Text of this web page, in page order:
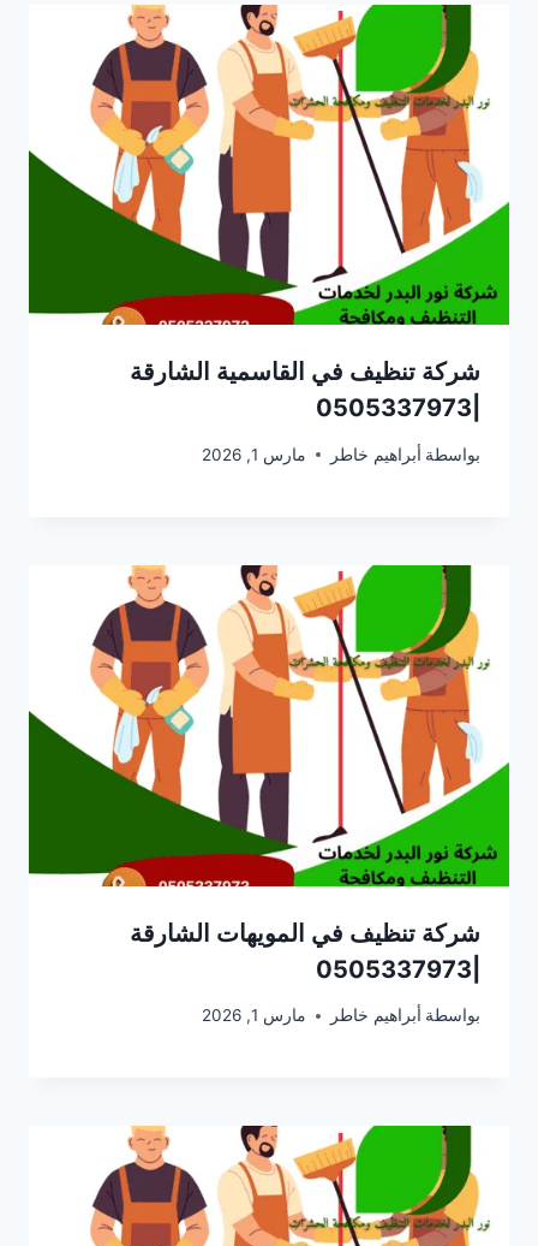
شركة تنظيف في القاسمية الشارقة
بواسطة أبراهيم خاطر مارس 1, 2026
شركة تنظيف في المويهات الشارقة
بواسطة أبراهيم خاطر مارس 1, 2026